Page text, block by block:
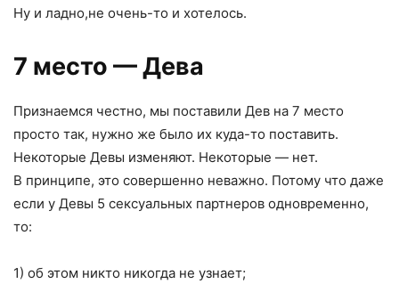
Ну и ладно,не очень-то и хотелось.
7 место — Дева
Признаемся честно, мы поставили Дев на 7 место
просто так, нужно же было их куда-то поставить.
Некоторые Девы изменяют. Некоторые — нет.
В принципе, это совершенно неважно. Потому что даже
если у Девы 5 сексуальных партнеров одновременно,
то:
1) об этом никто никогда не узнает;